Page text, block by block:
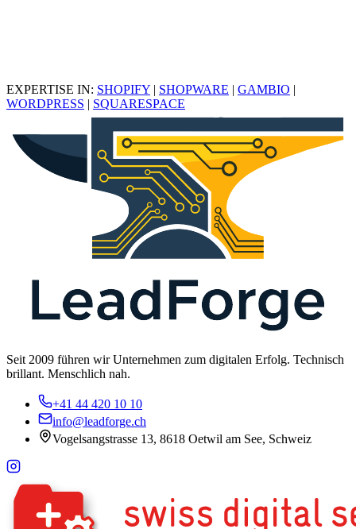
EXPERTISE IN: SHOPIFY | SHOPWARE | GAMBIO |
WORDPRESS | SQUARESPACE
Seit 2009 führen wir Unternehmen zum digitalen Erfolg. Technisch
brillant. Menschlich nah.
+41 44 420 10 10
info@leadforge.ch
Vogelsangstrasse 13, 8618 Oetwil am See, Schweiz